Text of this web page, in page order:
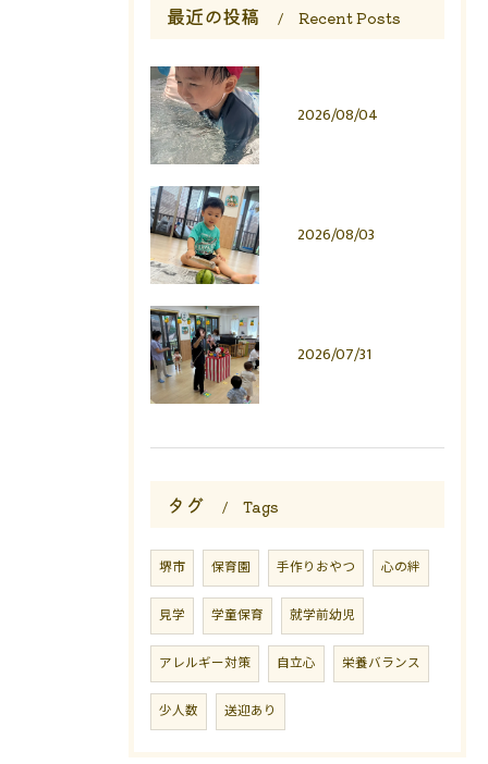
最近の投稿 Recent Posts
2026/08/04
2026/08/03
2026/07/31
タグ Tags
堺市 保育園 手作りおやつ 心の絆
見学 学童保育 就学前幼児
アレルギー対策 自立心 栄養バランス
少人数 送迎あり